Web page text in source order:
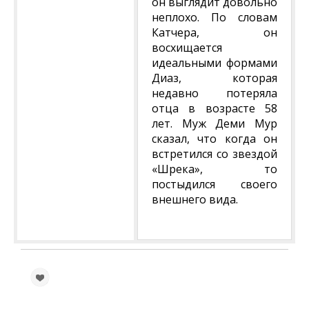
неплохо. По словам
Катчера, он
восхищается
идеальными формами
Диаз, которая
недавно потеряла
отца в возрасте 58
лет. Муж Деми Мур
сказал, что когда он
встретился со звездой
«Шрека», то
постыдился своего
внешнего вида.